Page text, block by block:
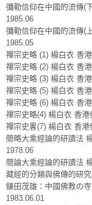
彌勒信仰在中國的流傳(
1985.06
彌勒信仰在中國的流傳(
1985.05
禪宗史略 (1) 楊白衣 香
禪宗史略 (2) 楊白衣 香
禪宗史略 (3) 楊白衣 香
禪宗史略 (5) 楊白衣 香
禪宗史略 (6) 楊白衣 香
禪宗史略(4) 楊白衣 香
禪宗史畧(7) 楊白衣 香
簡略大乘經論的研讀法
1978.06
簡論大乘經論的研讀法
藏經的分類與佛傳的研
鎌田茂雄：中國佛教の
1983.06.01